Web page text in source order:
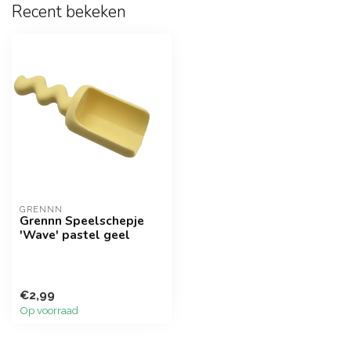
Recent bekeken
GRENNN
Grennn Speelschepje
'Wave' pastel geel
€2,99
Op voorraad